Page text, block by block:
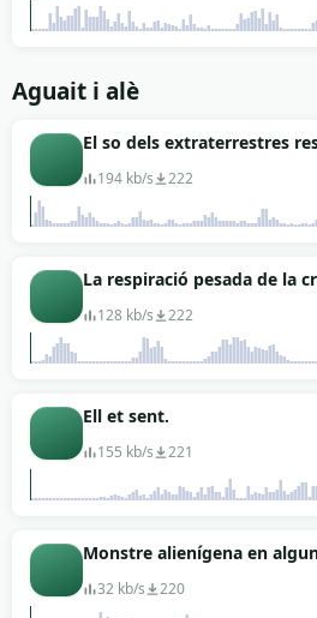
Aguait i alè
El so dels extraterrestres
194 kb/s 222
La respiració pesada de la
128 kb/s 222
Ell et sent.
155 kb/s 221
Monstre alienígena en
32 kb/s 220